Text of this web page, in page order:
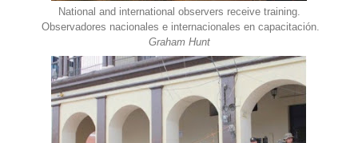
National and international observers receive training.
Observadores nacionales e internacionales en capacitación.
Graham Hunt